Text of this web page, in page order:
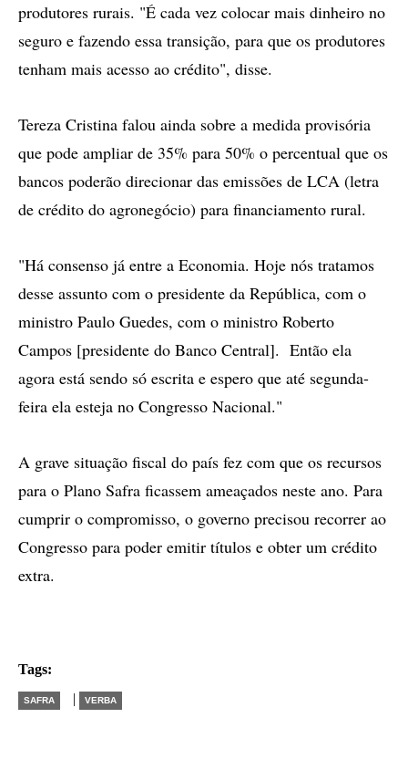
produtores rurais. "É cada vez colocar mais dinheiro no
seguro e fazendo essa transição, para que os produtores
tenham mais acesso ao crédito", disse.
Tereza Cristina falou ainda sobre a medida provisória
que pode ampliar de 35% para 50% o percentual que os
bancos poderão direcionar das emissões de LCA (letra
de crédito do agronegócio) para financiamento rural.
"Há consenso já entre a Economia. Hoje nós tratamos
desse assunto com o presidente da República, com o
ministro Paulo Guedes, com o ministro Roberto
Campos [presidente do Banco Central]. Então ela
agora está sendo só escrita e espero que até segunda-
feira ela esteja no Congresso Nacional."
A grave situação fiscal do país fez com que os recursos
para o Plano Safra ficassem ameaçados neste ano. Para
cumprir o compromisso, o governo precisou recorrer ao
Congresso para poder emitir títulos e obter um crédito
extra.
Tags:
SAFRA | VERBA